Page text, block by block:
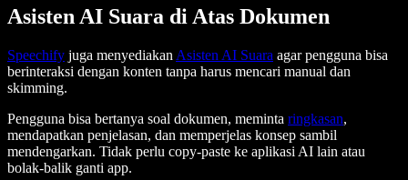
Asisten AI Suara di Atas Dokumen
Speechify juga menyediakan Asisten AI Suara agar pengguna bisa
berinteraksi dengan konten tanpa harus mencari manual dan
skimming.
Pengguna bisa bertanya soal dokumen, meminta ringkasan,
mendapatkan penjelasan, dan memperjelas konsep sambil
mendengarkan. Tidak perlu copy-paste ke aplikasi AI lain atau
bolak-balik ganti app.